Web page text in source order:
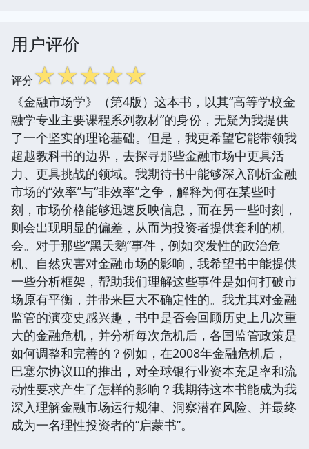
用户评价
评分☆☆☆☆☆
《金融市场学》（第4版）这本书，以其“高等学校金
融学专业主要课程系列教材”的身份，无疑为我提供
了一个坚实的理论基础。但是，我更希望它能带领我
超越教科书的边界，去探寻那些金融市场中更具活
力、更具挑战的领域。我期待书中能够深入剖析金融
市场的“效率”与“非效率”之争，解释为何在某些时
刻，市场价格能够迅速反映信息，而在另一些时刻，
则会出现明显的偏差，从而为投资者提供套利的机
会。对于那些“黑天鹅”事件，例如突发性的政治危
机、自然灾害对金融市场的影响，我希望书中能提供
一些分析框架，帮助我们理解这些事件是如何打破市
场原有平衡，并带来巨大不确定性的。我尤其对金融
监管的演变史感兴趣，书中是否会回顾历史上几次重
大的金融危机，并分析每次危机后，各国监管政策是
如何调整和完善的？例如，在2008年金融危机后，
巴塞尔协议III的推出，对全球银行业资本充足率和流
动性要求产生了怎样的影响？我期待这本书能成为我
深入理解金融市场运行规律、洞察潜在风险、并最终
成为一名理性投资者的“启蒙书”。